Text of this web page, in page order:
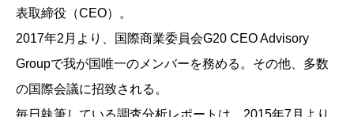
表取締役（CEO）。
2017年2月より、国際商業委員会G20 CEO Advisory
Groupで我が国唯一のメンバーを務める。その他、多数
の国際会議に招致される。
毎日執筆している調査分析レポートは、2015年7月より